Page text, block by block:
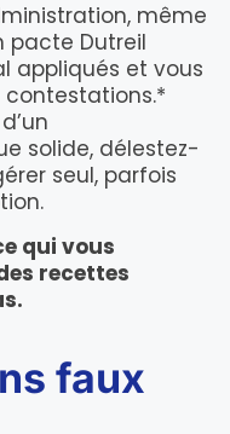
même
pacte Dutreil
appliqués et vous
contestations.*
solide, délestez-
seul, parfois
qui vous
recettes
faux